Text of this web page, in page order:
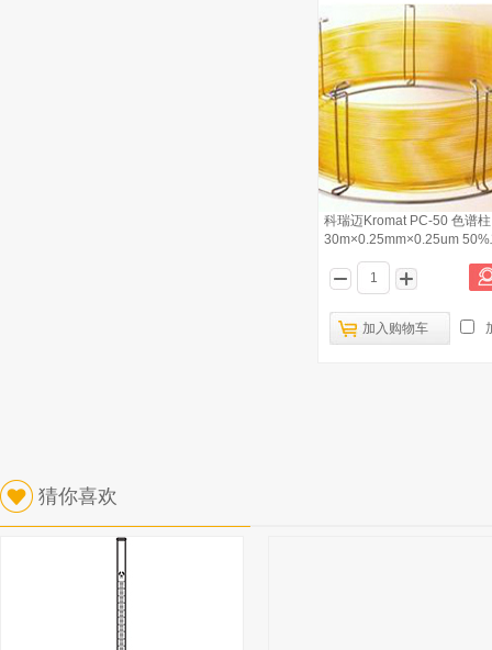
科瑞迈Kromat PC-50 色谱柱
30m×0.25mm×0.25um 50%
基/50%二甲
加入购物车
猜你喜欢